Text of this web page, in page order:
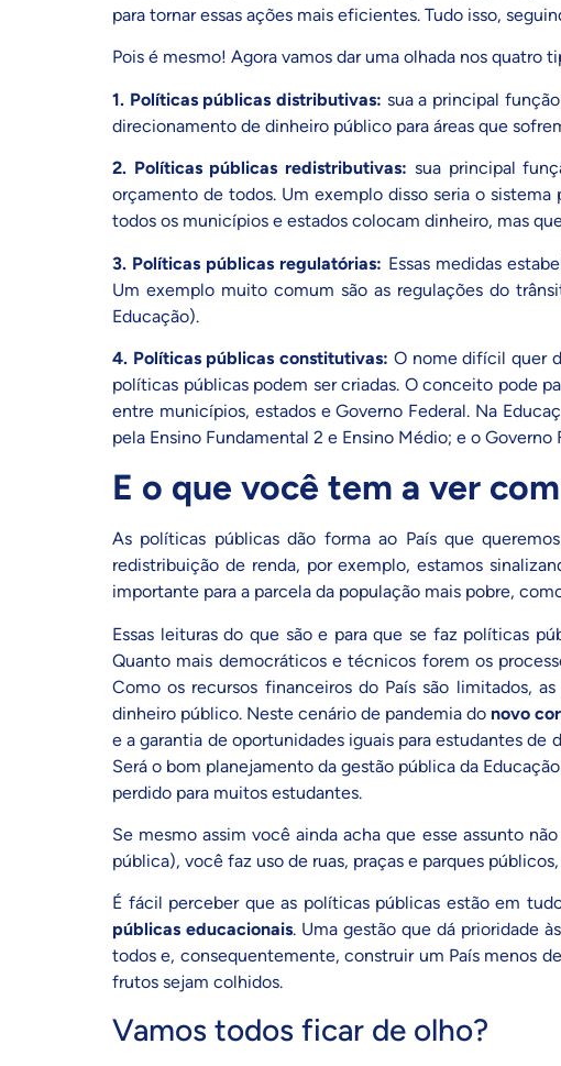
para tornar essas ações mais eficientes. Tudo isso,
Pois é mesmo! Agora vamos dar uma olhada nos
1. Políticas públicas distributivas: sua a principal
direcionamento de dinheiro público para áreas que
2. Políticas públicas redistributivas: sua principal
orçamento de todos. Um exemplo disso seria o
todos os municípios e estados colocam dinheiro, mas
3. Políticas públicas regulatórias: Essas medidas
Um exemplo muito comum são as regulações do
Educação).
4. Políticas públicas constitutivas: O nome difícil quer
políticas públicas podem ser criadas. O conceito pode
entre municípios, estados e Governo Federal. Na
pela Ensino Fundamental 2 e Ensino Médio; e o Governo
E o que você tem a ver
As políticas públicas dão forma ao País que
redistribuição de renda, por exemplo, estamos
importante para a parcela da população mais pobre,
Essas leituras do que são e para que se faz políticas
Quanto mais democráticos e técnicos forem os
Como os recursos financeiros do País são limitados,
dinheiro público. Neste cenário de pandemia do novo
e a garantia de oportunidades iguais para estudantes
Será o bom planejamento da gestão pública da
perdido para muitos estudantes.
Se mesmo assim você ainda acha que esse assunto
pública), você faz uso de ruas, praças e parques
É fácil perceber que as políticas públicas estão em
públicas educacionais. Uma gestão que dá prioridade
todos e, consequentemente, construir um País menos
frutos sejam colhidos.
Vamos todos ficar de olho?